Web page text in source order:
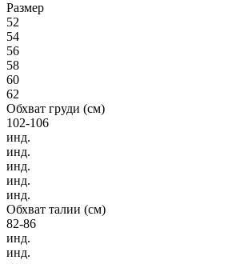
Размер
52
54
56
58
60
62
Обхват груди (см)
102-106
инд.
инд.
инд.
инд.
инд.
Обхват талии (см)
82-86
инд.
инд.